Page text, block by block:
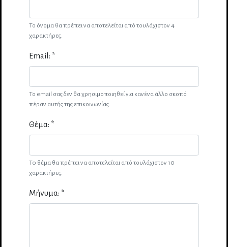
Το όνομα θα πρέπει να αποτελείται από τουλάχιστον 4
χαρακτήρες.
Email: *
Το email σας δεν θα χρησιμοποιηθεί για κανένα άλλο σκοπό
πέραν αυτής της επικοινωνίας.
Θέμα: *
To θέμα θα πρέπει να αποτελείται από τουλάχιστον 10
χαρακτήρες.
Μήνυμα: *